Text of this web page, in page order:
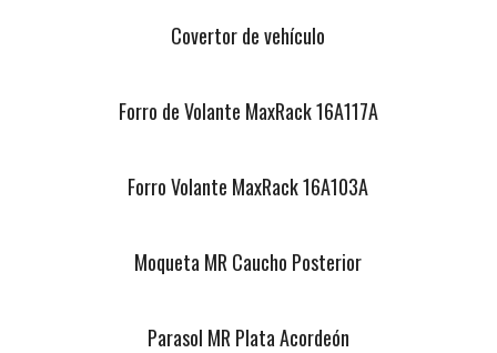
Covertor de vehículo
Forro de Volante MaxRack 16A117A
Forro Volante MaxRack 16A103A
Moqueta MR Caucho Posterior
Parasol MR Plata Acordeón